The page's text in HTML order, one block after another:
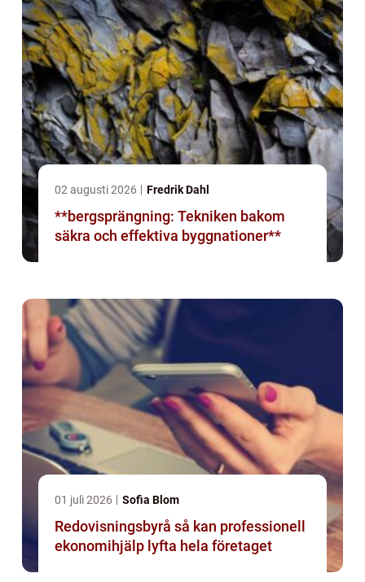
02 augusti 2026 Fredrik Dahl
**bergsprängning: Tekniken bakom
säkra och effektiva byggnationer**
01 juli 2026 Sofia Blom
Redovisningsbyrå så kan professionell
ekonomihjälp lyfta hela företaget